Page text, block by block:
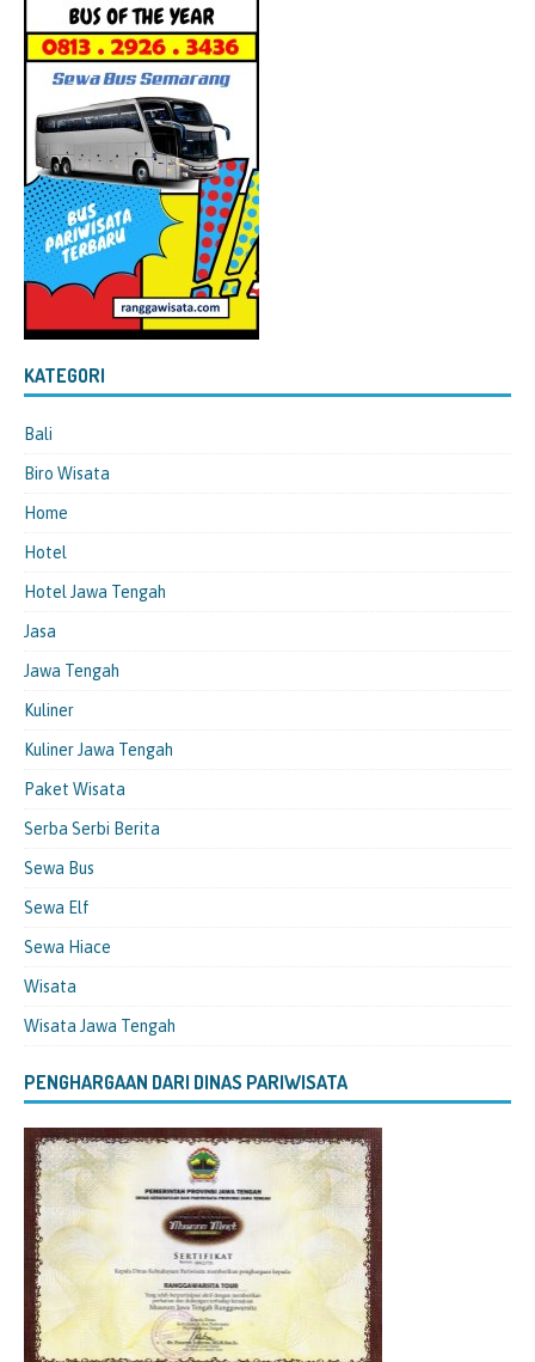
KATEGORI
Bali
Biro Wisata
Home
Hotel
Hotel Jawa Tengah
Jasa
Jawa Tengah
Kuliner
Kuliner Jawa Tengah
Paket Wisata
Serba Serbi Berita
Sewa Bus
Sewa Elf
Sewa Hiace
Wisata
Wisata Jawa Tengah
PENGHARGAAN DARI DINAS PARIWISATA